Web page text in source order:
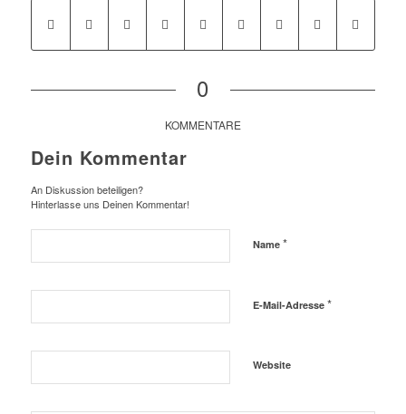
0
KOMMENTARE
Dein Kommentar
An Diskussion beteiligen?
Hinterlasse uns Deinen Kommentar!
Name *
E-Mail-Adresse *
Website